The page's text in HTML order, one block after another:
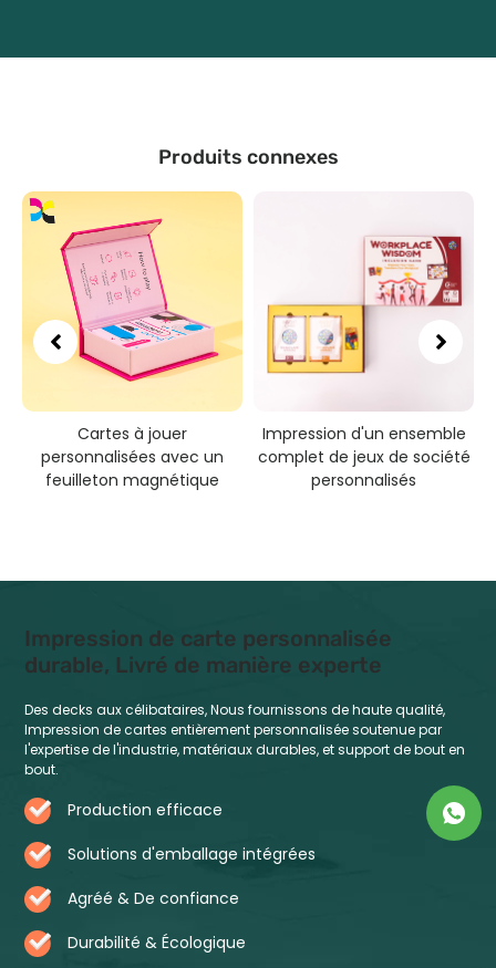
Produits connexes
Cartes à jouer
personnalisées avec un
feuilleton magnétique
Impression d'un ensemble
complet de jeux de société
personnalisés
Impression de carte personnalisée
durable, Livré de manière experte
Des decks aux célibataires, Nous fournissons de haute qualité,
Impression de cartes entièrement personnalisée soutenue par
l'expertise de l'industrie, matériaux durables, et support de bout en
bout.
Production efficace
Solutions d'emballage intégrées
Agréé & De confiance
Durabilité & Écologique